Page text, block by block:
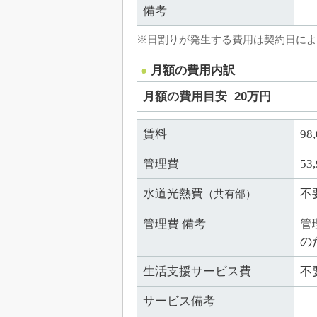
備考
※日割りが発生する費用は契約日に
月額の費用内訳
月額の費用目安 20万円
賃料
管理費
水道光熱費 （共有部） 不
管理費 備考
管
の
生活支援サービス費 不
サービス備考